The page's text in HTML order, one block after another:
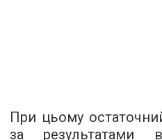
При цьому
за результатами